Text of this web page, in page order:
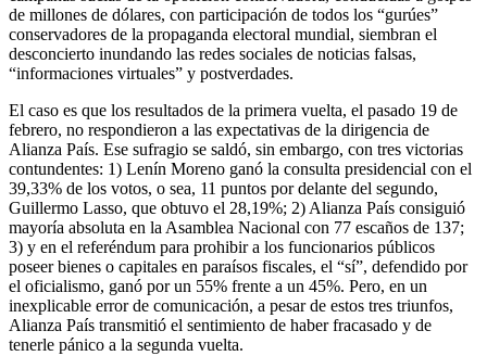
de millones de dólares, con participación de todos los “gurúes”
conservadores de la propaganda electoral mundial, siembran el
desconcierto inundando las redes sociales de noticias falsas,
“informaciones virtuales” y postverdades.
El caso es que los resultados de la primera vuelta, el pasado 19 de
febrero, no respondieron a las expectativas de la dirigencia de
Alianza País. Ese sufragio se saldó, sin embargo, con tres victorias
contundentes: 1) Lenín Moreno ganó la consulta presidencial con el
39,33% de los votos, o sea, 11 puntos por delante del segundo,
Guillermo Lasso, que obtuvo el 28,19%; 2) Alianza País consiguió
mayoría absoluta en la Asamblea Nacional con 77 escaños de 137;
3) y en el referéndum para prohibir a los funcionarios públicos
poseer bienes o capitales en paraísos fiscales, el “sí”, defendido por
el oficialismo, ganó por un 55% frente a un 45%. Pero, en un
inexplicable error de comunicación, a pesar de estos tres triunfos,
Alianza País transmitió el sentimiento de haber fracasado y de
tenerle pánico a la segunda vuelta.